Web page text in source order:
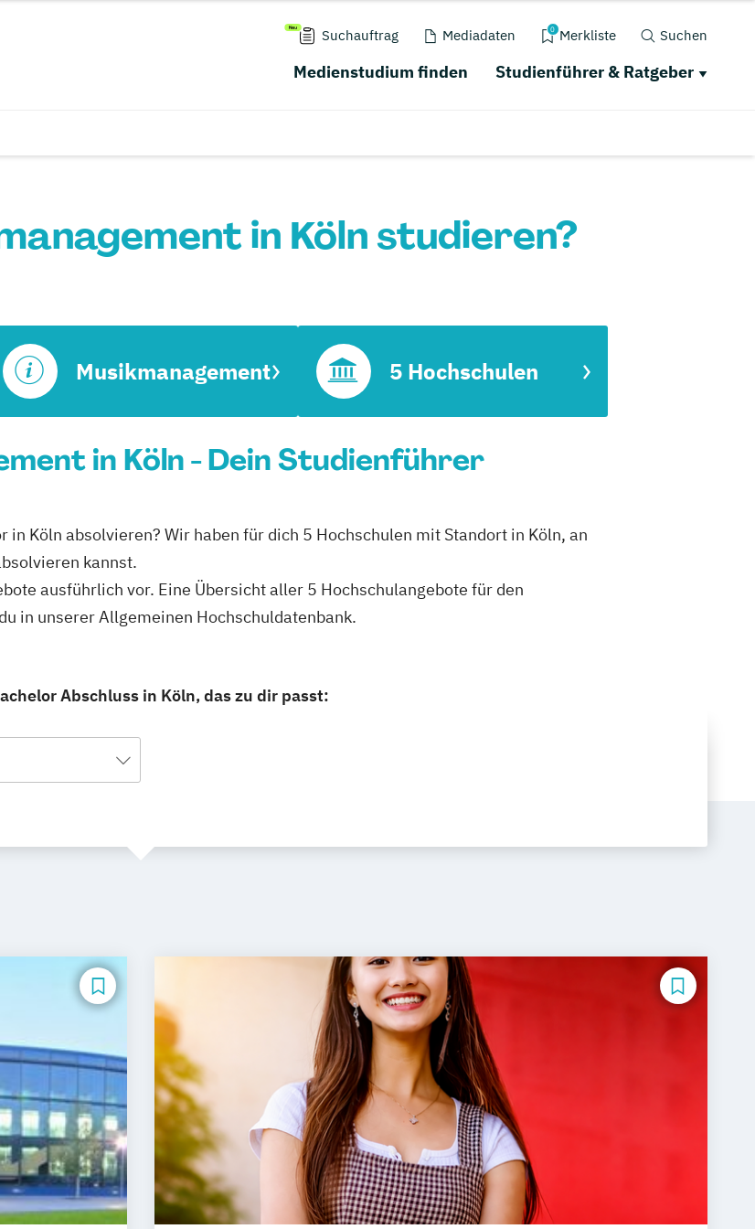
Suchauftrag Mediadaten 0 Merkliste Suchen
Medienstudium finden Studienführer & Ratgeber
in Köln studieren?
Musikmanagement 5 Hochschulen
in Köln - Dein Studienführer
Köln absolvieren? Wir haben für dich 5 Hochschulen mit Standort in Köln, an
kannst.
ausführlich vor. Eine Übersicht aller 5 Hochschulangebote für den
in unserer Allgemeinen Hochschuldatenbank.
Abschluss in Köln, das zu dir passt: